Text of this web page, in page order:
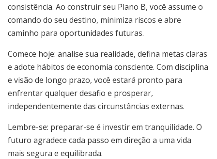
consistência. Ao construir seu Plano B, você assume o
comando do seu destino, minimiza riscos e abre
caminho para oportunidades futuras.
Comece hoje: analise sua realidade, defina metas claras
e adote hábitos de economia consciente. Com disciplina
e visão de longo prazo, você estará pronto para
enfrentar qualquer desafio e prosperar,
independentemente das circunstâncias externas.
Lembre-se: preparar-se é investir em tranquilidade. O
futuro agradece cada passo em direção a uma vida
mais segura e equilibrada.